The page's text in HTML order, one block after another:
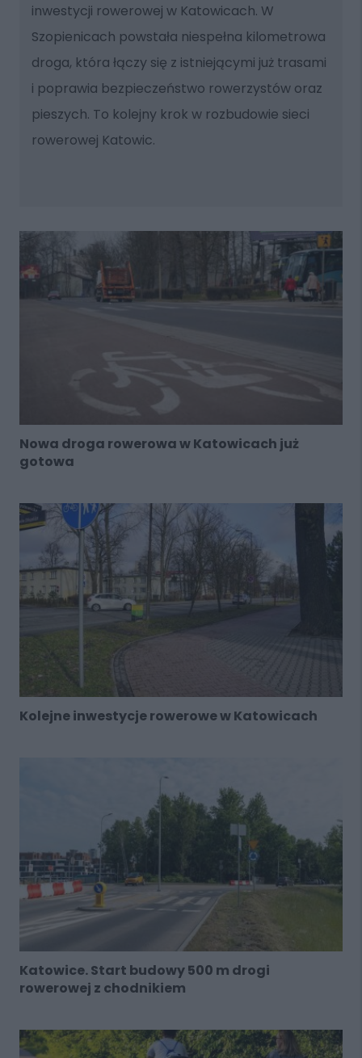
inwestycji rowerowej w Katowicach. W
Szopienicach powstała niespełna kilometrowa
droga, która łączy się z istniejącymi już trasami
i poprawia bezpieczeństwo rowerzystów oraz
pieszych. To kolejny krok w rozbudowie sieci
rowerowej Katowic.
Nowa droga rowerowa w Katowicach już
gotowa
Kolejne inwestycje rowerowe w Katowicach
Katowice. Start budowy 500 m drogi
rowerowej z chodnikiem